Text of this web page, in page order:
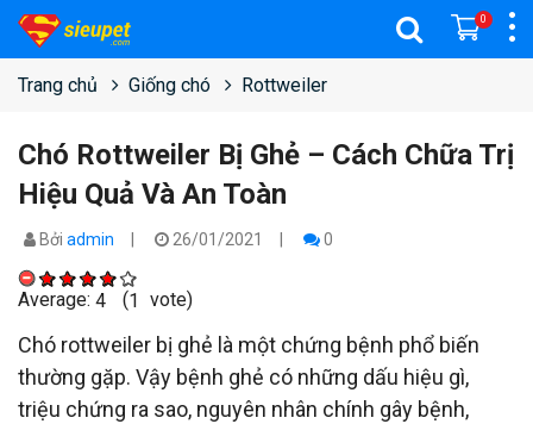
0
Trang chủ Giống chó Rottweiler
Chó Rottweiler Bị Ghẻ – Cách Chữa Trị
Hiệu Quả Và An Toàn
Bởi admin 26/01/2021 0
Average: 4 (1 vote)
Chó rottweiler bị ghẻ là một chứng bệnh phổ biến
thường gặp. Vậy bệnh ghẻ có những dấu hiệu gì,
triệu chứng ra sao, nguyên nhân chính gây bệnh,